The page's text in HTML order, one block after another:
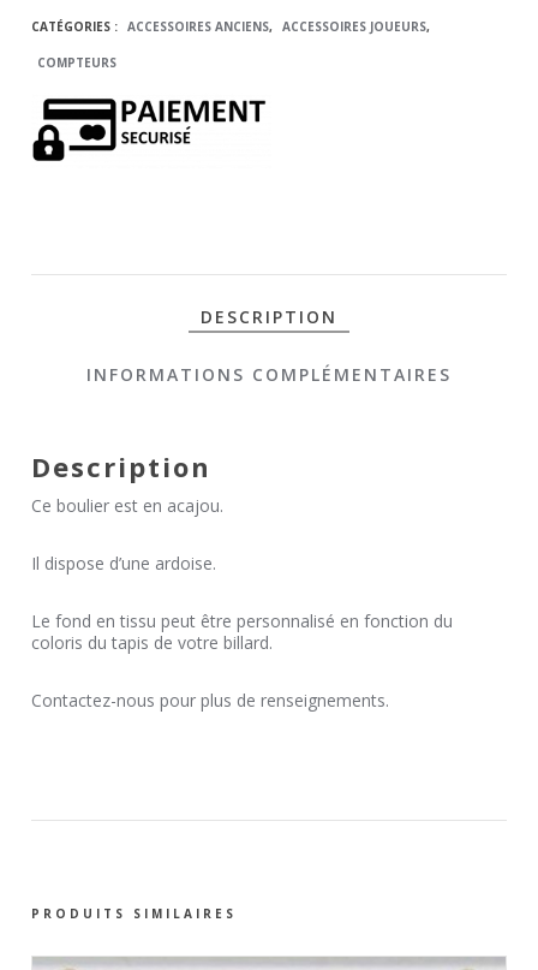
CATÉGORIES : ACCESSOIRES ANCIENS, ACCESSOIRES JOUEURS,
COMPTEURS
DESCRIPTION
INFORMATIONS COMPLÉMENTAIRES
Description
Ce boulier est en acajou.
Il dispose d’une ardoise.
Le fond en tissu peut être personnalisé en fonction du
coloris du tapis de votre billard.
Contactez-nous pour plus de renseignements.
PRODUITS SIMILAIRES